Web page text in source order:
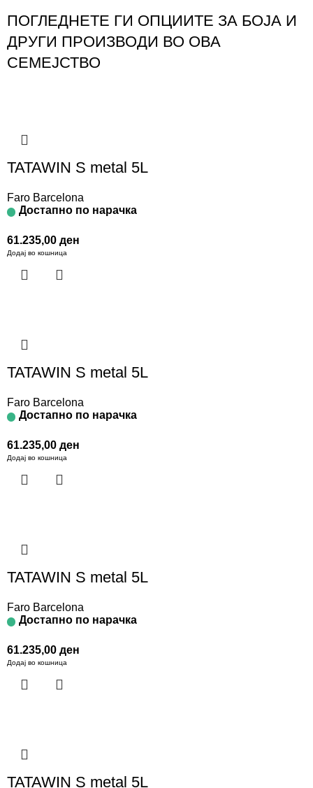
ПОГЛЕДНЕТЕ ГИ ОПЦИИТЕ ЗА БОЈА И
ДРУГИ ПРОИЗВОДИ ВО ОВА
СЕМЕЈСТВО
TATAWIN S metal 5L
Faro Barcelona
Достапно по нарачка
61.235,00 ден
Додај во кошница
TATAWIN S metal 5L
Faro Barcelona
Достапно по нарачка
61.235,00 ден
Додај во кошница
TATAWIN S metal 5L
Faro Barcelona
Достапно по нарачка
61.235,00 ден
Додај во кошница
TATAWIN S metal 5L